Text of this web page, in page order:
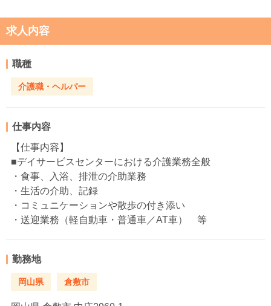
求人内容
職種
介護職・ヘルパー
仕事内容
【仕事内容】
■デイサービスセンターにおける介護業務全般
・食事、入浴、排泄の介助業務
・生活の介助、記録
・コミュニケーションや散歩の付き添い
・送迎業務（軽自動車・普通車／AT車） 等
勤務地
岡山県 倉敷市